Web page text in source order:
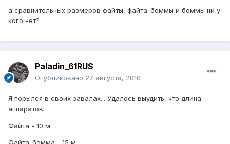
а сравнительных размеров файты, файта-боммы и боммы ни у
кого нет?
Paladin_61RUS
Опубликовано 27 августа, 2010
Я порылся в своих завалах... Удалось выудить, что длина
аппаратов:
Файта - 10 м
Файта-бомма - 15 м